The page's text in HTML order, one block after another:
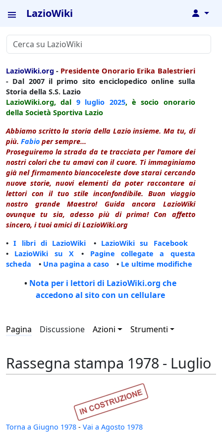
LazioWiki ↓
LazioWiki.org - Presidente Onorario Erika Balestrieri
- Dal 2007 il primo sito enciclopedico online sulla
Storia della S.S. Lazio
LazioWiki.org, dal 9 luglio 2025, è socio onorario
della Società Sportiva Lazio
Abbiamo scritto la storia della Lazio insieme. Ma tu, di
più. Fabio per sempre...
Proseguiremo la strada da te tracciata per l'amore dei
nostri colori che tu amavi con il cuore. Ti immaginiamo
già nel firmamento biancoceleste dove starai cercando
nuove storie, nuovi elementi da poter raccontare ai
lettori con il tuo stile inconfondibile. Buon viaggio
nostro grande Maestro! Guida ancora LazioWiki
ovunque tu sia, adesso più di prima! Con affetto
sincero, i tuoi amici di LazioWiki.org
•I libri di LazioWiki • LazioWiki su Facebook
• LazioWiki su X • Pagine collegate a questa
scheda • Una pagina a caso • Le ultime modifiche
• Nota per i lettori di LazioWiki.org che
accedono al sito con un cellulare
Pagina Discussione Azioni Strumenti
Rassegna stampa 1978 - Luglio
Torna a Giugno 1978 - Vai a Agosto 1978